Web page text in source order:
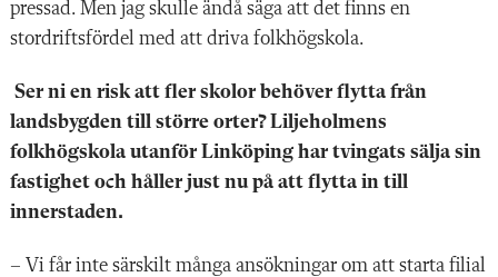
pressad. Men jag skulle ändå säga att det finns en
stordriftsfördel med att driva folkhögskola.
Ser ni en risk att fler skolor behöver flytta från
landsbygden till större orter? Liljeholmens
folkhögskola utanför Linköping har tvingats sälja sin
fastighet och håller just nu på att flytta in till
innerstaden.
– Vi får inte särskilt många ansökningar om att starta filial